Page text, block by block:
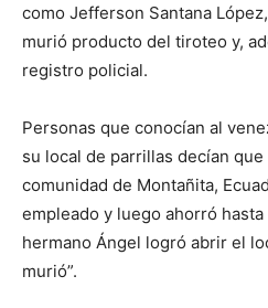
como Jefferson Santana
murió producto del tiroteo y,
registro policial.
Personas que conocían al
su local de parrillas decían
comunidad de Montañita,
empleado y luego ahorró
hermano Ángel logró abrir el
murió”.